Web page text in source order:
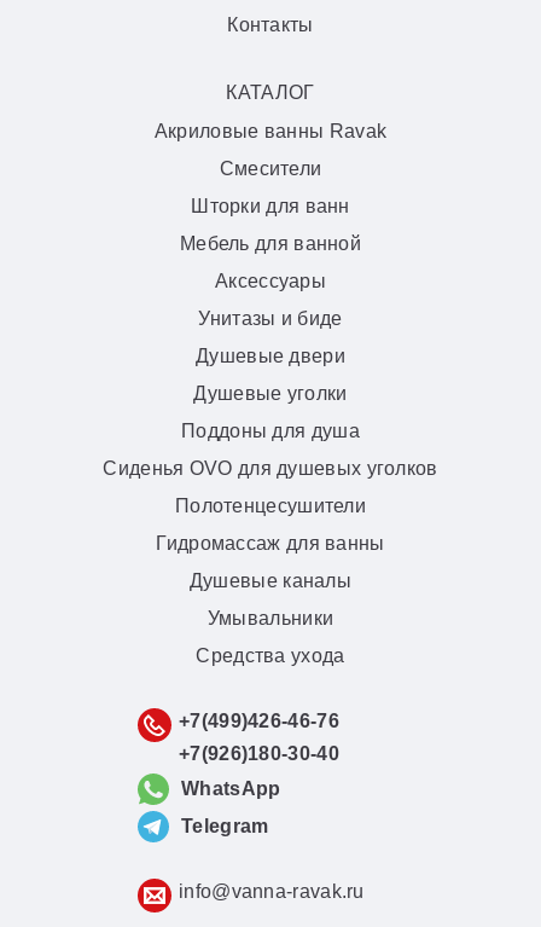
Контакты
КАТАЛОГ
Акриловые ванны Ravak
Смесители
Шторки для ванн
Мебель для ванной
Аксессуары
Унитазы и биде
Душевые двери
Душевые уголки
Поддоны для душа
Сиденья OVO для душевых уголков
Полотенцесушители
Гидромассаж для ванны
Душевые каналы
Умывальники
Средства ухода
+7(499)426-46-76
+7(926)180-30-40
WhatsApp
Telegram
info@vanna-ravak.ru